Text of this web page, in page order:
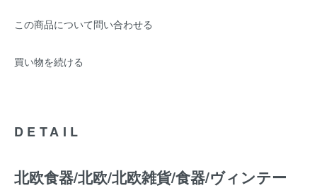
この商品について問い合わせる
買い物を続ける
DETAIL
北欧食器/北欧/北欧雑貨/食器/ヴィンテー